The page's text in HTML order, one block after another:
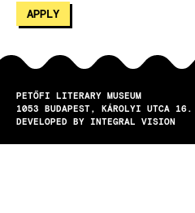
PETŐFI LITERARY MUSEUM
1053
BUDAPEST
KÁROLYI UTCA 16.
DEVELOPED BY INTEGRAL VISION